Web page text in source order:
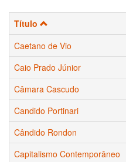
Título
Caetano de Vio
Caio Prado Júnior
Câmara Cascudo
Candido Portinari
Cândido Rondon
Capitalismo Contemporâneo